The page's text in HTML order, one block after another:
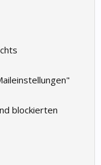
blockierten